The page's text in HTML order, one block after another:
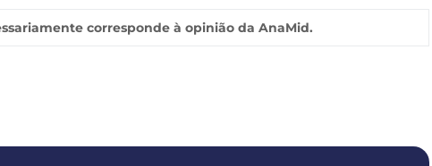
corresponde à opinião da AnaMid.